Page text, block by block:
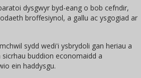
dysgwyr byd-eang o bob cefndir,
broffesiynol, a gallu ac ysgogiad ar
sydd wedi'i ysbrydoli gan heriau a
buddion economaidd a
ein haddysgu.